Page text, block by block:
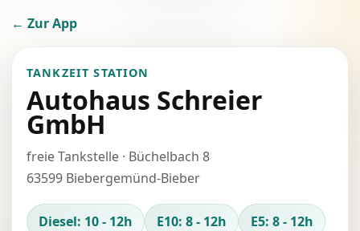
← Zur App
TANKZEIT STATION
Autohaus Schreier
GmbH
freie Tankstelle · Büchelbach 8
63599 Biebergemünd-Bieber
Diesel: 10 - 12h E10: 8 - 12h E5: 8 - 12h